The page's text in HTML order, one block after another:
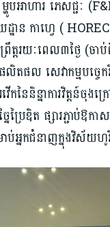
ម្ហូបអាហារ ភេសជ្ជៈ
ាន កាហ្វេ (
ត្តរយៈពេល៣ថ្ងៃ (ចាប់
លិតផល សេវាកម្មបច្ចេ
កនៃនិន្នាការវិត្តន៍ចុ
រៃឌិត ផ្សារភ្ជាប់ឱកា
ប់អ្នកជំនាញក្នុងវិស័យ